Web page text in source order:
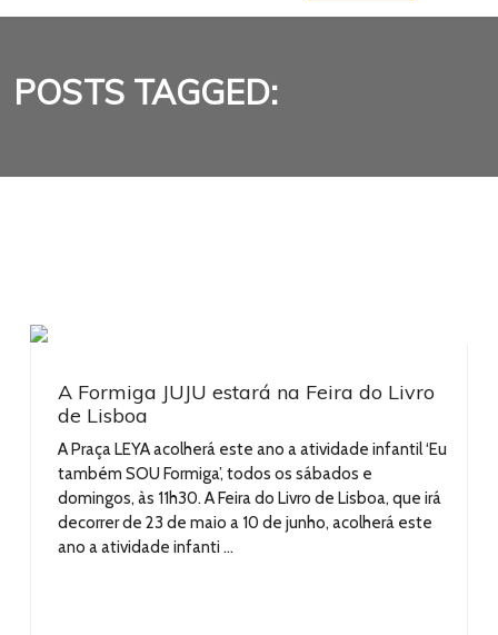
POSTS TAGGED:
A Formiga JUJU estará na Feira do Livro
de Lisboa
A Praça LEYA acolherá este ano a atividade infantil ‘Eu
também SOU Formiga’, todos os sábados e
domingos, às 11h30. A Feira do Livro de Lisboa, que irá
decorrer de 23 de maio a 10 de junho, acolherá este
ano a atividade infanti ...